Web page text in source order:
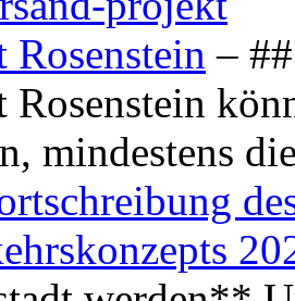
Rosenstein –
Rosenstein
mindestens